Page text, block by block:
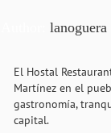
lanoguera
El Hostal
Martínez en el
gastronomía,
capital.